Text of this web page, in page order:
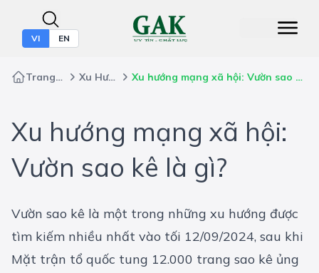
VI EN
Trang chủ Xu Hướng Xu hướng mạng xã hội: Vườn sao kê là gì?
Xu hướng mạng xã hội:
Vườn sao kê là gì?
Vườn sao kê là một trong những xu hướng được
tìm kiếm nhiều nhất vào tối 12/09/2024, sau khi
Mặt trận tổ quốc tung 12.000 trang sao kê ủng